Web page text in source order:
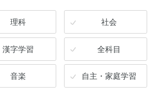
理科 社会
漢字学習 全科目
音楽 自主・家庭学習